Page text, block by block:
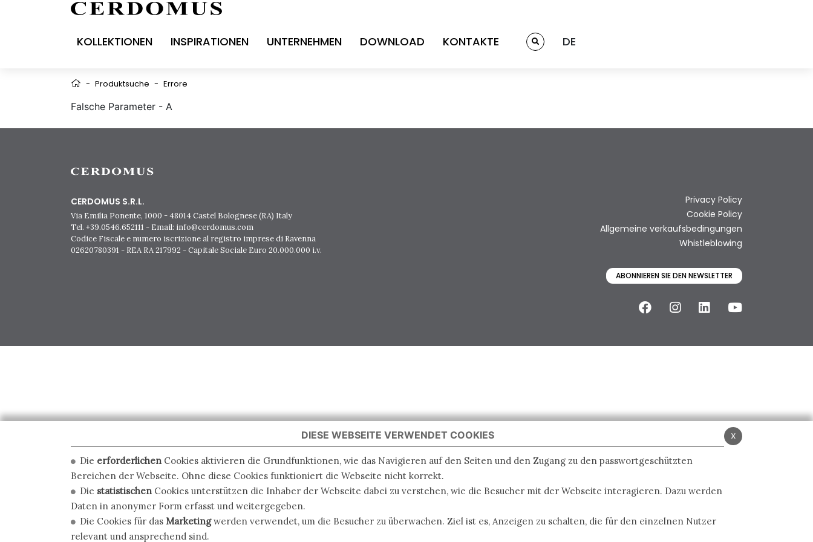
KOLLEKTIONEN INSPIRATIONEN UNTERNEHMEN DOWNLOAD KONTAKTE DE
- Produktsuche - Errore
Falsche Parameter - A
CERDOMUS S.R.L.
Via Emilia Ponente, 1000 - 48014 Castel Bolognese (RA) Italy
Tel. +39.0546.652111 - Email: info@cerdomus.com
Codice Fiscale e numero iscrizione al registro imprese di Ravenna
02620780391 - REA RA 217992 - Capitale Sociale Euro 20.000.000 i.v.
Privacy Policy
Cookie Policy
Allgemeine verkaufsbedingungen
Whistleblowing
ABONNIEREN SIE DEN NEWSLETTER
x
DIESE WEBSEITE VERWENDET COOKIES
Die erforderlichen Cookies aktivieren die Grundfunktionen, wie das Navigieren auf den Seiten und den Zugang zu den passwortgeschützten
Bereichen der Webseite. Ohne diese Cookies funktioniert die Webseite nicht korrekt.
Die statistischen Cookies unterstützen die Inhaber der Webseite dabei zu verstehen, wie die Besucher mit der Webseite interagieren. Dazu werden
Daten in anonymer Form erfasst und weitergegeben.
Die Cookies für das Marketingwerden verwendet, um die Besucher zu überwachen. Ziel ist es, Anzeigen zu schalten, die für den einzelnen Nutzer
relevant und ansprechend sind.